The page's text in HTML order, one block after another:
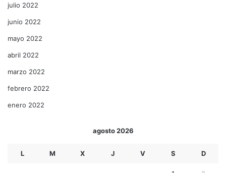
julio 2022
junio 2022
mayo 2022
abril 2022
marzo 2022
febrero 2022
enero 2022
agosto 2026
L M X J V S D